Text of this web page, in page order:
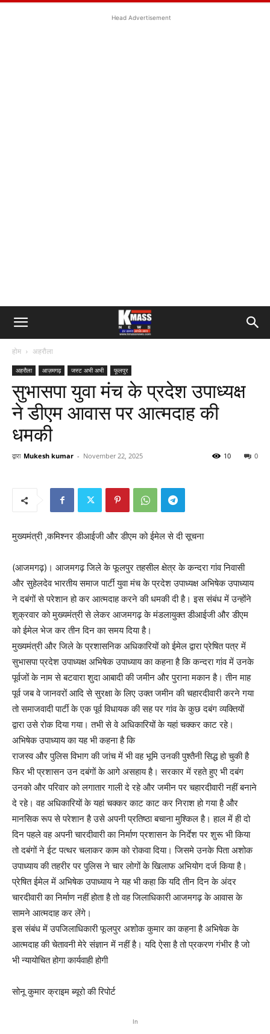
Head Advertisement
होम अहरौला
अहरौला आज़मगढ़ जस्ट अभी अभी फूलपुर
सुभासपा युवा मंच के प्रदेश उपाध्यक्ष
ने डीएम आवास पर आत्मदाह की
धमकी
द्वारा Mukesh kumar - November 22, 2025 0
10
मुख्यमंत्री ,कमिश्नर डीआईजी और डीएम को ईमेल से दी सूचना
(आजमगढ़)। आजमगढ़ जिले के फूलपुर तहसील क्षेत्र के कन्दरा गांव निवासी
और सुहेलदेव भारतीय समाज पार्टी युवा मंच के प्रदेश उपाध्यक्ष अभिषेक उपाध्याय
ने दबंगों से परेशान हो कर आत्मदाह करने की धमकी दी है। इस संबंध में उन्होंने
शुक्रवार को मुख्यमंत्री से लेकर आजमगढ़ के मंडलायुक्त डीआईजी और डीएम
को ईमेल भेज कर तीन दिन का समय दिया है।
मुख्यमंत्री और जिले के प्रशासनिक अधिकारियों को ईमेल द्वारा प्रेषित पत्र में
सुभासपा प्रदेश उपाध्यक्ष अभिषेक उपाध्याय का कहना है कि कन्दरा गांव में उनके
पूर्वजों के नाम से बटवारा शुदा आबादी की जमीन और पुराना मकान है। तीन माह
पूर्व जब वे जानवरों आदि से सुरक्षा के लिए उक्त जमीन की चहारदीवारी करने गया
तो समाजवादी पार्टी के एक पूर्व विधायक की सह पर गांव के कुछ दबंग व्यक्तियों
द्वारा उसे रोक दिया गया। तभी से वे अधिकारियों के यहां चक्कर काट रहे।
अभिषेक उपाध्याय का यह भी कहना है कि
राजस्व और पुलिस विभाग की जांच में भी वह भूमि उनकी पुश्तैनी सिद्ध हो चुकी है
फिर भी प्रशासन उन दबंगों के आगे असहाय है। सरकार में रहते हुए भी दबंग
उनको और परिवार को लगातार गाली दे रहे और जमीन पर चहारदीवारी नहीं बनाने
दे रहे। वह अधिकारियों के यहां चक्कर काट काट कर निराश हो गया है और
मानसिक रूप से परेशान है उसे अपनी प्रतिष्ठा बचाना मुश्किल है। हाल में ही दो
दिन पहले वह अपनी चारदीवारी का निर्माण प्रशासन के निर्देश पर शुरू भी किया
तो दबंगों ने ईट पत्थर चलाकर काम को रोकवा दिया। जिसमे उनके पिता अशोक
उपाध्याय की तहरीर पर पुलिस ने चार लोगों के खिलाफ अभियोग दर्ज किया है।
प्रेषित ईमेल में अभिषेक उपाध्याय ने यह भी कहा कि यदि तीन दिन के अंदर
चारदीवारी का निर्माण नहीं होता है तो वह जिलाधिकारी आजमगढ़ के आवास के
सामने आत्मदाह कर लेंगे।
इस संबंध में उपजिलाधिकारी फूलपुर अशोक कुमार का कहना है अभिषेक के
आत्मदाह की चेतावनी मेरे संज्ञान में नहीं है। यदि ऐसा है तो प्रकरण गंभीर है जो
भी न्यायोचित होगा कार्यवाही होगी
सोनू कुमार क्राइम ब्यूरो की रिपोर्ट
In